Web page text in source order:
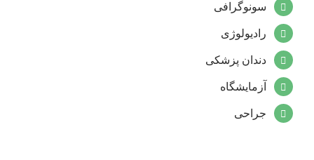
سونوگرافی
رادیولوژی
دندان پزشکی
آزمایشگاه
جراحی